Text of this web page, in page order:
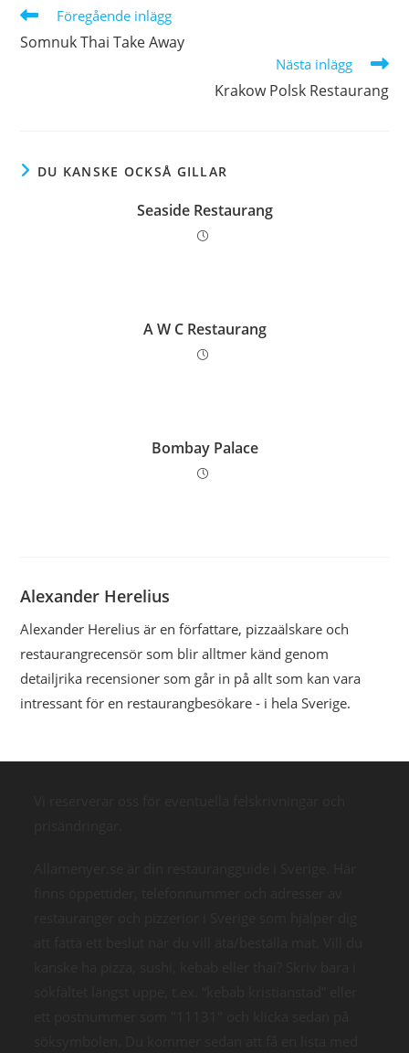
Läs
artiklar
Föregående inlägg
Somnuk Thai Take Away
Nästa inlägg
Krakow Polsk Restaurang
DU KANSKE OCKSÅ GILLAR
Seaside Restaurang
A W C Restaurang
Bombay Palace
Alexander Herelius
Alexander Herelius är en författare, pizzaälskare och
restaurangrecensör som blir alltmer känd genom
detailjrika recensioner som går in på allt som kan vara
intressant för en restaurangbesökare - i hela Sverige.